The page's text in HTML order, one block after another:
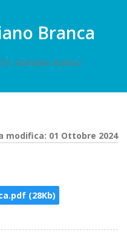
Branca
Damiano Branca
modifica: 01 Ottobre 2024
(28Kb)